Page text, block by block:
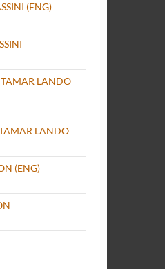
(ENG)
LANDO
LANDO
(ENG)